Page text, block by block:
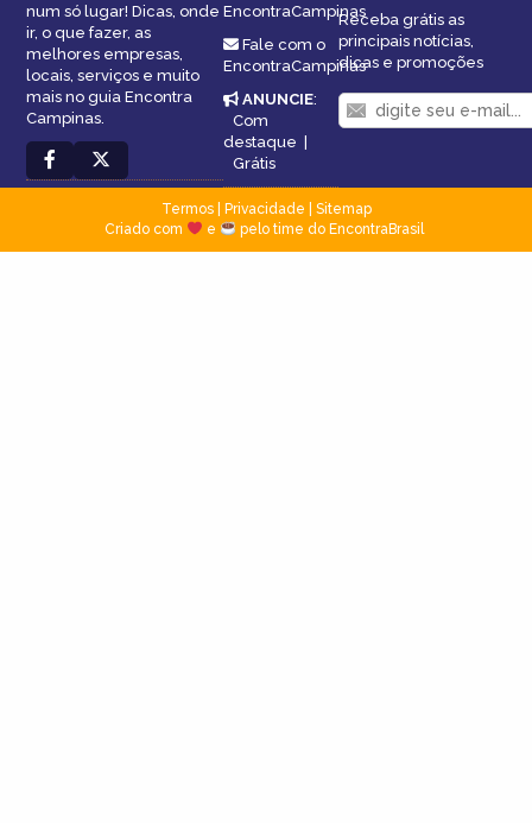
num só lugar! Dicas, onde
ir, o que fazer, as
melhores empresas,
locais, serviços e muito
mais no guia Encontra
Campinas.
EncontraCampinas
Fale com o
EncontraCampinas
ANUNCIE:
Com
destaque |
Grátis
Receba grátis as
principais notícias,
dicas e promoções
Termos| Privacidade
Sitemap
Criado com
e pelo time do EncontraBrasil